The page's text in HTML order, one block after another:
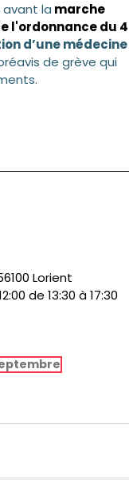
la marche
l'ordonnance du 4
d’une médecine
de grève qui
Lorient
de 13:30 à 17:30